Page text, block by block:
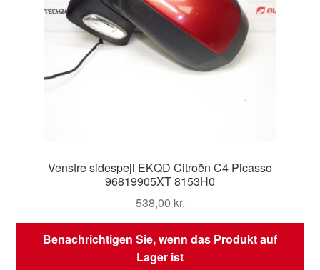
Venstre sidespejl EKQD Citroën C4 Picasso
96819905XT 8153H0
538,00 kr.
Benachrichtigen Sie, wenn das Produkt auf
Lager ist